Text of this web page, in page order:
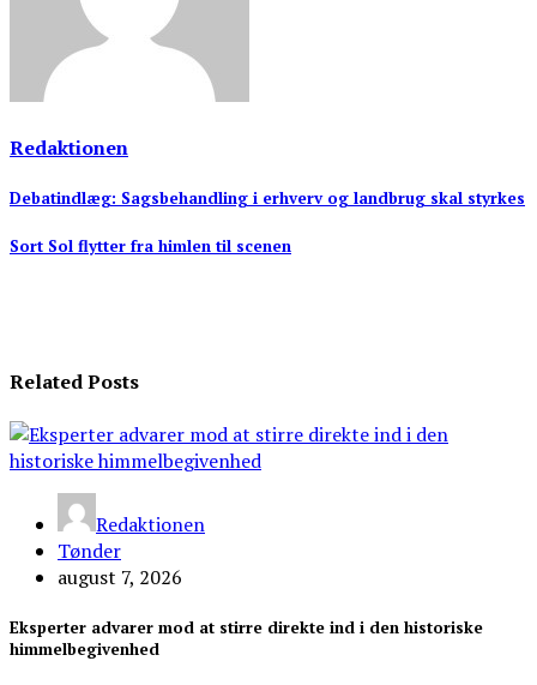
Redaktionen
Indlægsnavigation
Debatindlæg: Sagsbehandling i erhverv og landbrug skal styrkes
Sort Sol flytter fra himlen til scenen
Related Posts
Redaktionen
Tønder
august 7, 2026
Eksperter advarer mod at stirre direkte ind i den historiske
himmelbegivenhed